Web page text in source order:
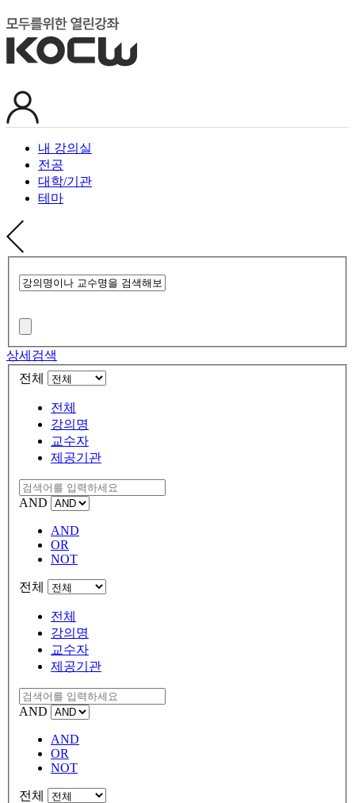
내 강의실
전공
대학/기관
테마
상세검색
전체
전체
강의명
교수자
제공기관
AND
AND
OR
NOT
전체
전체
강의명
교수자
제공기관
AND
AND
OR
NOT
전체